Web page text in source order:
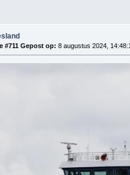
#711 Gepost op: 8 augustus 2024,